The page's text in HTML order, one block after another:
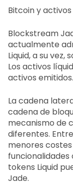
Bitcoin y activos
Blockstream
actualmente
Liquid, a su vez,
Los activos
activos emitidos.
La cadena
cadena de
mecanismo de
diferentes.
menores
funcionalidades
tokens Liquid
Jade.